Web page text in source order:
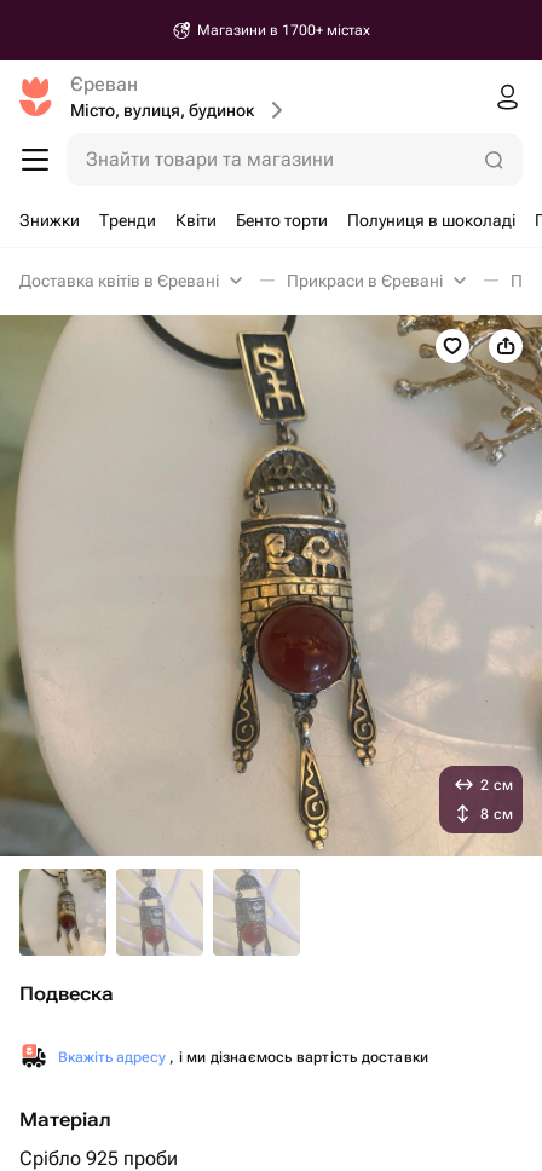
Магазини в 1700+ містах
Єреван
Місто, вулиця, будинок
Знайти товари та магазини
Знижки Тренди Квіти Бенто торти Полуниця в шоколаді
Доставка квітів в Єревані Прикраси в Єревані
Подвеска
Вкажіть адресу , і ми дізнаємось вартість доставки
Матеріал
Срібло 925 проби
2 см
8 см